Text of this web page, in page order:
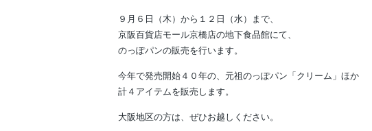
９月６日（木）から１２日（水）まで、
京阪百貨店モール京橋店の地下食品館にて、
のっぽパンの販売を行います。
今年で発売開始４０年の、元祖のっぽパン「クリーム」ほか
計４アイテムを販売します。
大阪地区の方は、ぜひお越しください。